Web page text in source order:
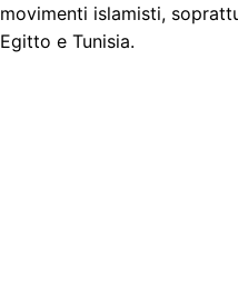
movimenti islamisti,
Egitto e Tunisia.